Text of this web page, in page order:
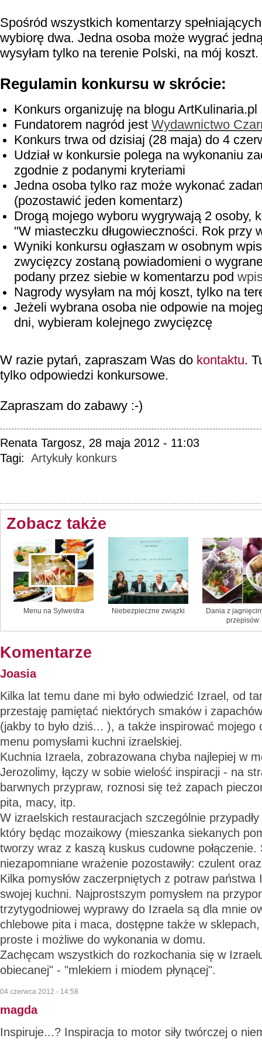
Spośród wszystkich komentarzy
wybiorę dwa. Jedna osoba może wygrać
wysyłam tylko na terenie Polski, na mój koszt.
Regulamin konkursu w skrócie:
Konkurs organizuję na blogu ArtKulinaria.pl
Fundatorem nagród jest Wydawnictwo
Konkurs trwa od dzisiaj (28 maja) do 4
Udział w konkursie polega na wykonaniu
zgodnie z podanymi kryteriami
Jedna osoba tylko raz może wykonać
(pozostawić jeden komentarz)
Drogą mojego wyboru wygrywają 2 osoby,
"W miasteczku długowieczności. Rok przy
Wyniki konkursu ogłaszam w osobnym
zwycięzcy zostaną powiadomieni o
podany przez siebie w komentarzu pod
Nagrody wysyłam na mój koszt, tylko na
Jeżeli wybrana osoba nie odpowie na
dni, wybieram kolejnego zwycięzcę
W razie pytań, zapraszam Was do kontaktu.
tylko odpowiedzi konkursowe.
Zapraszam do zabawy :-)
Renata Targosz, 28 maja 2012 - 11:03
Tagi: Artykuły konkurs
Zobacz także
Menu na Sylwestra Niebezpieczne związki
Dania z
przepisów
Komentarze
Joasia
Kilka lat temu dane mi było odwiedzić Izrael, od
przestaję pamiętać niektórych smaków i
(jakby to było dziś... ), a także inspirować mojego
menu pomysłami kuchni izraelskiej.
Kuchnia Izraela, zobrazowana chyba najlepiej w
Jerozolimy, łączy w sobie wielość inspiracji - na
barwnych przypraw, roznosi się też zapach
pita, macy, itp.
W izraelskich restauracjach szczególnie
który będąc mozaikowy (mieszanka siekanych
tworzy wraz z kaszą kuskus cudowne połączenie.
niezapomniane wrażenie pozostawiły: czulent
Kilka pomysłów zaczerpniętych z potraw państwa
swojej kuchni. Najprostszym pomysłem na
trzytygodniowej wyprawy do Izraela są dla mnie
chlebowe pita i maca, dostępne także w
proste i możliwe do wykonania w domu.
Zachęcam wszystkich do rozkochania się w
obiecanej" - "mlekiem i miodem płynącej".
04 czerwca 2012 - 14:58
magda
Inspiruje...? Inspiracja to motor siły twórczej o